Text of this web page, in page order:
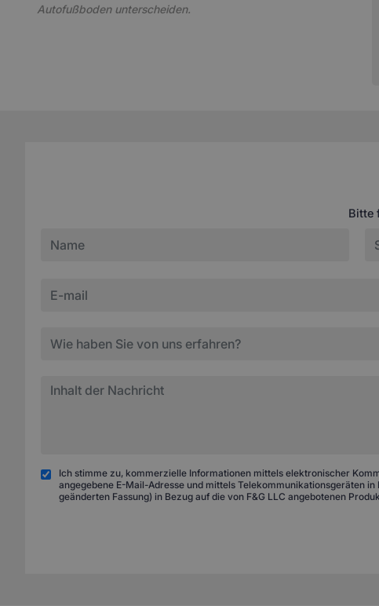
Autofußboden unterscheiden.
Bitte
Ich stimme zu, kommerzielle Informationen mittels elektronischer
angegebene E-Mail-Adresse und mittels Telekommunikationsgeräten
geänderten Fassung) in Bezug auf die von F&G LLC angebotenen